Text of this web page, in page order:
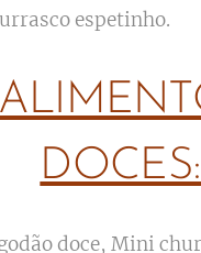
espetinho.
DOCES:
doce, Mini